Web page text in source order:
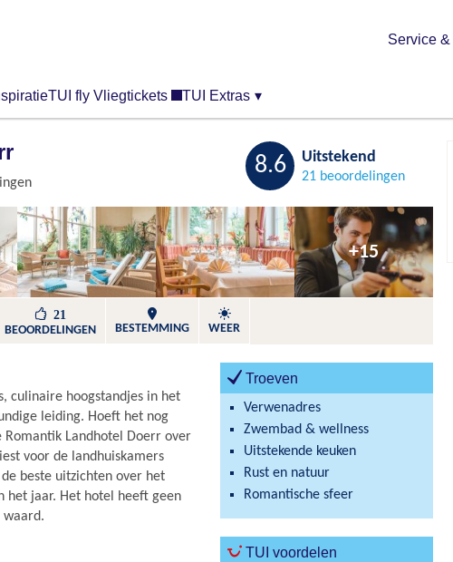
TUI fly Vliegtickets TUI Extras ▾
Service
8.6 Uitstekend
21 beoordelingen
+15
21
BEOORDELINGEN
BESTEMMING WEER
culinaire hoogstandjes in het
leiding. Hoeft het nog
Landhotel Doerr over
voor de landhuiskamers
beste uitzichten over het
het jaar. Het hotel heeft geen
waard.
Troeven
Verwenadres
Zwembad & wellness
Uitstekende keuken
Rust en natuur
Romantische sfeer
TUI voordelen